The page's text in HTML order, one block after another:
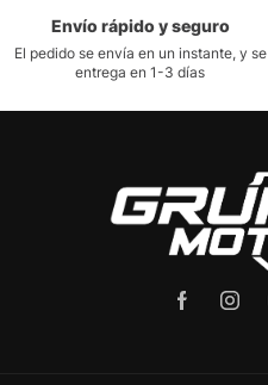
Envío rápido y seguro
El pedido se envía en un instante, y se
entrega en 1-3 días